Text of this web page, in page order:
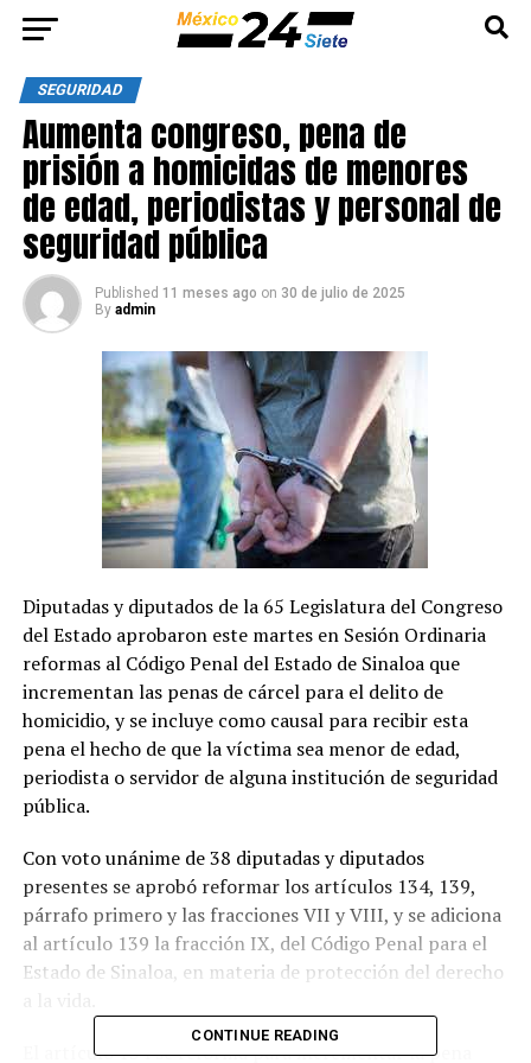
SEGURIDAD
Aumenta congreso, pena de
prisión a homicidas de menores
de edad, periodistas y personal de
seguridad pública
Published 11 meses ago on 30 de julio de 2025
By admin
Diputadas y diputados de la 65 Legislatura del Congreso
del Estado aprobaron este martes en Sesión Ordinaria
reformas al Código Penal del Estado de Sinaloa que
incrementan las penas de cárcel para el delito de
homicidio, y se incluye como causal para recibir esta
pena el hecho de que la víctima sea menor de edad,
periodista o servidor de alguna institución de seguridad
pública.
Con voto unánime de 38 diputadas y diputados
presentes se aprobó reformar los artículos 134, 139,
párrafo primero y las fracciones VII y VIII, y se adiciona
al artículo 139 la fracción IX, del Código Penal para el
Estado de Sinaloa, en materia de protección del derecho
El artículo 134 se reforma para incrementar la pena
CONTINUE READING